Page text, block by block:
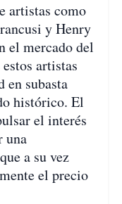
artistas como
y Henry
el mercado del
artistas
en subasta
histórico. El
el interés
una
a su vez
el precio